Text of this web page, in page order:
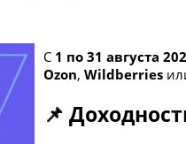
С 1 по 31 августа
Ozon,Wildberries
📌